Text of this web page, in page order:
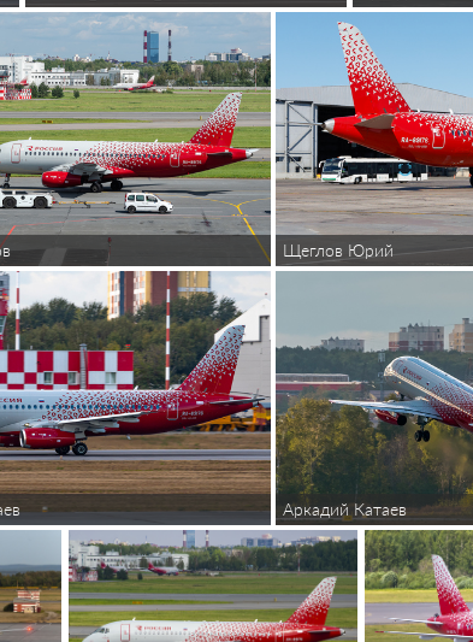
Щеглов Юрий
Аркадий Катаев